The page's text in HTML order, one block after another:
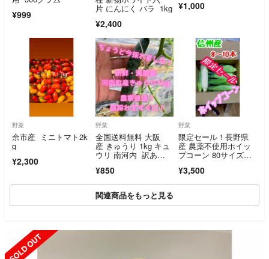
¥999
片 にんにく バラ 1kg
¥2,400
¥1,000
野菜
余市産 ミニトマト2k
g
¥2,300
野菜
全国送料無料 大阪
産 きゅうり 1kg キュ
ウリ 南河内 訳あ
¥850
野菜
限定セール！長野県
産 農薬不使用ホイッ
プコーン 80サイズ
¥3,500
関連商品をもっと見る